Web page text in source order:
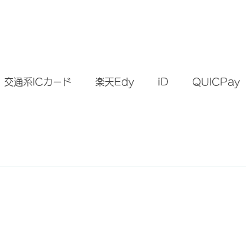
交通系ICカード 楽天Edy iD QUICPay